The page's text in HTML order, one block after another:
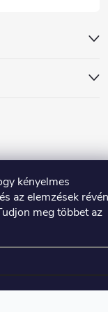
kényelmes
az elemzések révén
meg többet az
jog fenntartva.